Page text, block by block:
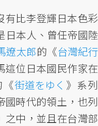
比李登輝日本色彩
日本人、曾任帝國陸
遼太郎的《台灣紀行
這位日本國民作家在
街道をゆく 》系列
國時代的領土，也列
之中，並且在台灣部